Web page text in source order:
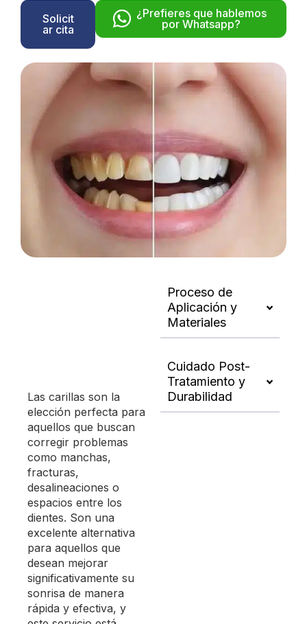
Solicit
ar cita
¿Prefieres que hablemos
por Whatsapp?
Las carillas son la
elección perfecta para
aquellos que buscan
corregir problemas
como manchas,
fracturas,
desalineaciones o
espacios entre los
dientes. Son una
excelente alternativa
para aquellos que
desean mejorar
significativamente su
sonrisa de manera
rápida y efectiva, y
Proceso de
Aplicación y
Materiales
Cuidado Post-
Tratamiento y
Durabilidad